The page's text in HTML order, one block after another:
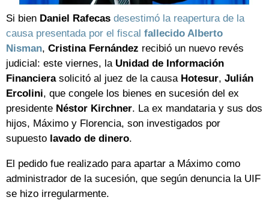
Si bien Daniel Rafecas desestimó la reapertura de la
causa presentada por el fiscal fallecido Alberto
Nisman, Cristina Fernández recibió un nuevo revés
judicial: este viernes, la Unidad de Información
Financierasolicitó al juez de la causa Hotesur, Julián
Ercolini, que congele los bienes en sucesión del ex
presidente Néstor Kirchner. La ex mandataria y sus dos
hijos, Máximo y Florencia, son investigados por
supuesto lavado de dinero.
El pedido fue realizado para apartar a Máximo como
administrador de la sucesión, que según denuncia la UIF
se hizo irregularmente.